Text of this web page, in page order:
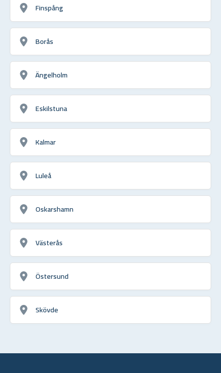
Finspång
Borås
Ängelholm
Eskilstuna
Kalmar
Luleå
Oskarshamn
Västerås
Östersund
Skövde